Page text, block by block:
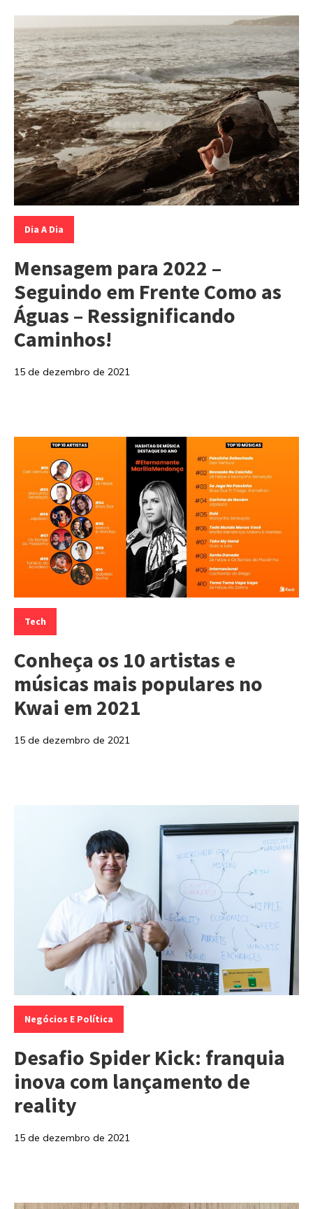
Categorias:
Dia A Dia
Mensagem para 2022 –
Seguindo em Frente Como as
Águas – Ressignificando
Caminhos!
15 de dezembro de 2021
Categorias:
Tech
Conheça os 10 artistas e
músicas mais populares no
Kwai em 2021
15 de dezembro de 2021
Categorias:
Negócios E Política
Desafio Spider Kick: franquia
inova com lançamento de
reality
15 de dezembro de 2021